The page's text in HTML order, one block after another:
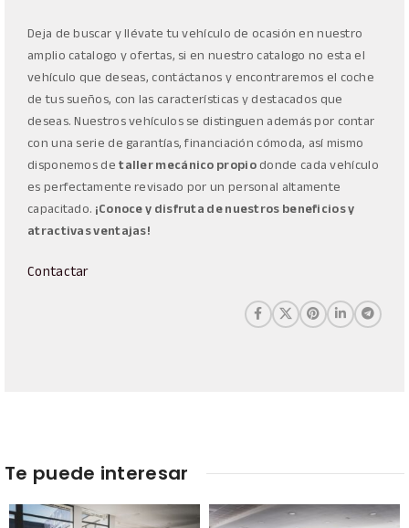
Deja de buscar y llévate tu vehículo de ocasión en nuestro
amplio catalogo y ofertas, si en nuestro catalogo no esta el
vehículo que deseas, contáctanos y encontraremos el coche
de tus sueños, con las características y destacados que
deseas. Nuestros vehículos se distinguen además por contar
con una serie de garantías, financiación cómoda, así mismo
disponemos detaller mecánico propiodonde cada vehículo
es perfectamente revisado por un personal altamente
capacitado.¡Conoce y disfruta de nuestros beneficios y
atractivas ventajas!
Contactar
Te puede interesar